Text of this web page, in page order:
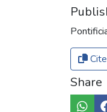
Share